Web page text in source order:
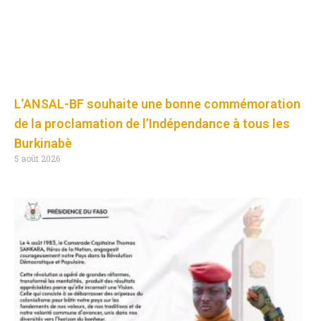
L’ANSAL-BF souhaite une bonne commémoration
de la proclamation de l’Indépendance à tous les
Burkinabè
5 août 2026